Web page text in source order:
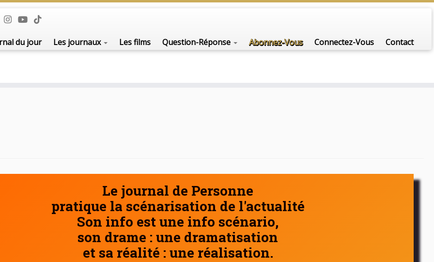
du jour Les journaux Les films Question-Réponse Abonnez-Vous Connectez-Vous Contact
Le journal de Personne
pratique la scénarisation de l'actualité
Son info est une info scénario,
son drame : une dramatisation
et sa réalité : une réalisation.